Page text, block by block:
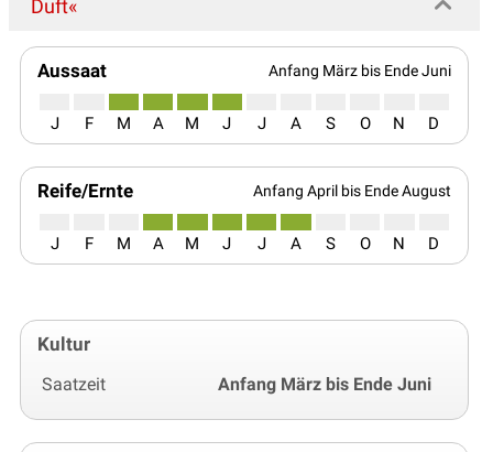
Duft«
Aussaat Anfang März bis Ende Juni
J F M A M J J A S O N D
Reife/Ernte Anfang April bis Ende August
J F M A M J J A S O N D
Kultur
Saatzeit Anfang März bis Ende Juni